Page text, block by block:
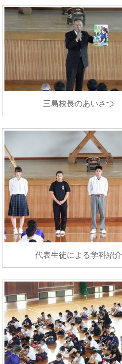
三島校長のあいさつ
代表生徒による学科紹介